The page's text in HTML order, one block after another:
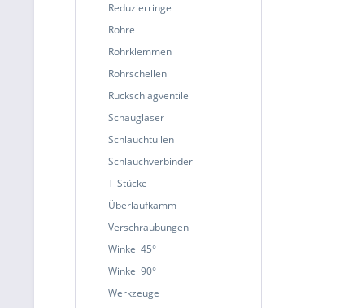
Reduzierringe
Rohre
Rohrklemmen
Rohrschellen
Rückschlagventile
Schaugläser
Schlauchtüllen
Schlauchverbinder
T-Stücke
Überlaufkamm
Verschraubungen
Winkel 45°
Winkel 90°
Werkzeuge